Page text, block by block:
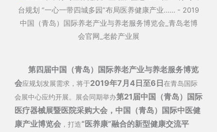
第四届中国（青岛）国际养老产业与养老服务博览
会应规划发展需求，将于2019年7月4日至6日 在青岛国际
会展中心应约开展。展会同期举办第21届中国（青岛）国际
医疗器械展暨医院采购大会，中国（青岛）国际中医健
康产业博览会 ，打造“医养康”融合的新型健康交流平